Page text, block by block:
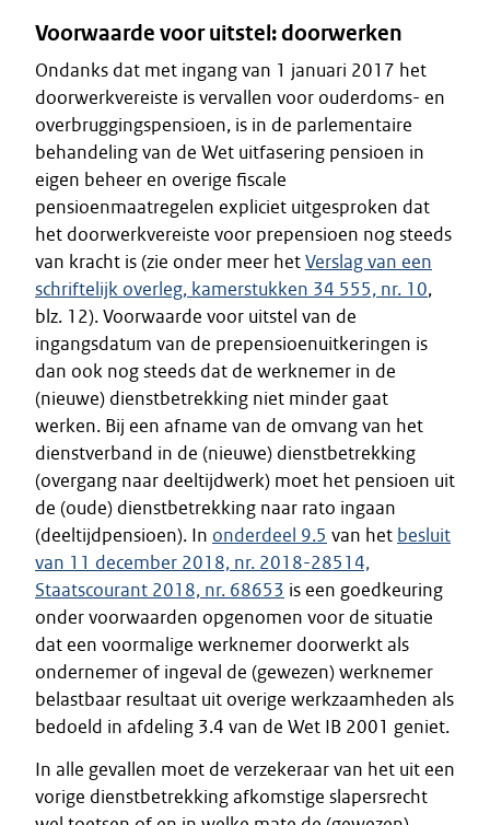
Voorwaarde voor uitstel: doorwerken
Ondanks dat met ingang van 1 januari 2017 het
doorwerkvereiste is vervallen voor ouderdoms- en
overbruggingspensioen, is in de parlementaire
behandeling van de Wet uitfasering pensioen in
eigen beheer en overige fiscale
pensioenmaatregelen expliciet uitgesproken dat
het doorwerkvereiste voor prepensioen nog steeds
van kracht is (zie onder meer hetVerslag van een
schriftelijk overleg, kamerstukken 34 555, nr. 10,
blz. 12). Voorwaarde voor uitstel van de
ingangsdatum van de prepensioenuitkeringen is
dan ook nog steeds dat de werknemer in de
(nieuwe) dienstbetrekking niet minder gaat
werken. Bij een afname van de omvang van het
dienstverband in de (nieuwe) dienstbetrekking
(overgang naar deeltijdwerk) moet het pensioen uit
de (oude) dienstbetrekking naar rato ingaan
(deeltijdpensioen). In onderdeel 9.5 van het besluit
van 11 december 2018, nr. 2018-28514,
Staatscourant 2018, nr. 68653 is een goedkeuring
onder voorwaarden opgenomen voor de situatie
dat een voormalige werknemer doorwerkt als
ondernemer of ingeval de (gewezen) werknemer
belastbaar resultaat uit overige werkzaamheden als
bedoeld in afdeling 3.4 van de Wet IB 2001 geniet.
In alle gevallen moet de verzekeraar van het uit een
vorige dienstbetrekking afkomstige slapersrecht